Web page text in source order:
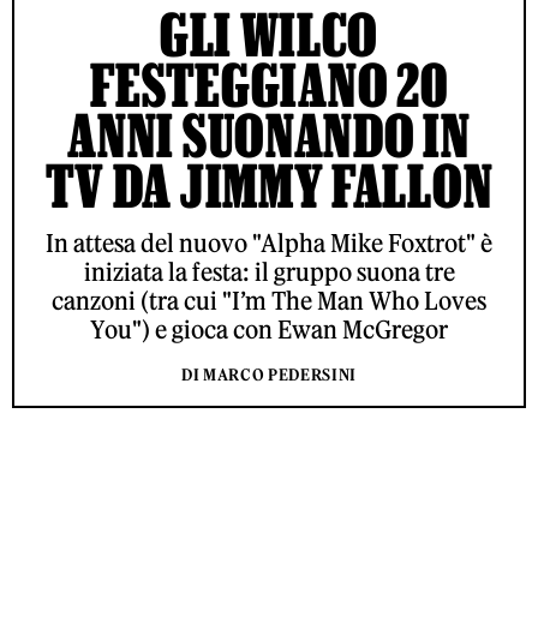
GLI WILCO
FESTEGGIANO 20
ANNI SUONANDO IN
TV DA JIMMY FALLON
In attesa del nuovo "Alpha Mike Foxtrot" è
iniziata la festa: il gruppo suona tre
canzoni (tra cui "I’m The Man Who Loves
You") e gioca con Ewan McGregor
DI MARCO PEDERSINI